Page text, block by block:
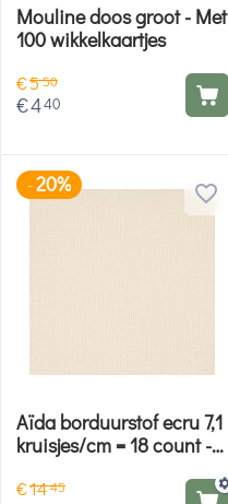
Mouline doos groot - Met
100 wikkelkaartjes
€550
€440
-20%
Aïda borduurstof ecru 7,1
kruisjes/cm = 18 count -
€1445